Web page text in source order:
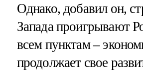
Однако, добавил он,
Запада проигрывают
всем пунктам –
продолжает свое